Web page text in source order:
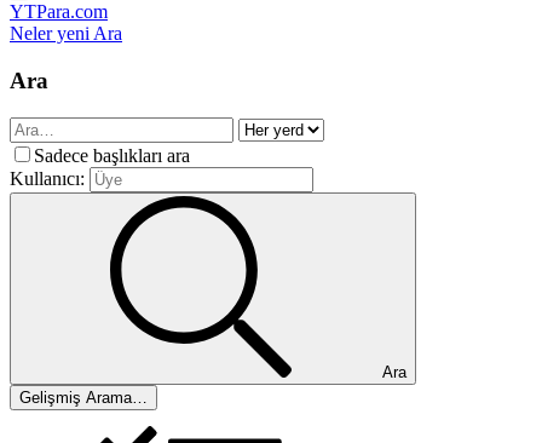
YTPara.com
Neler yeniAra
Ara
Sadece başlıkları ara
Kullanıcı:
Ara
Gelişmiş Arama…